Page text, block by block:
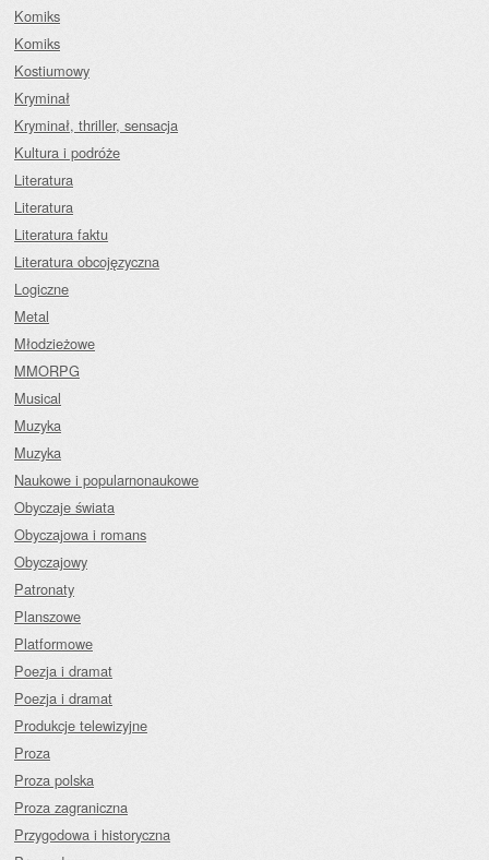
Komiks
Komiks
Kostiumowy
Kryminał
Kryminał, thriller, sensacja
Kultura i podróże
Literatura
Literatura
Literatura faktu
Literatura obcojęzyczna
Logiczne
Metal
Młodzieżowe
MMORPG
Musical
Muzyka
Muzyka
Naukowe i popularnonaukowe
Obyczaje świata
Obyczajowa i romans
Obyczajowy
Patronaty
Planszowe
Platformowe
Poezja i dramat
Poezja i dramat
Produkcje telewizyjne
Proza
Proza polska
Proza zagraniczna
Przygodowa i historyczna